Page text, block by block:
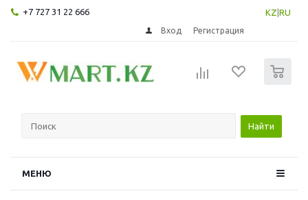
+7 727 31 22 666 KZ RU
Вход Регистрация
Найти
МЕНЮ